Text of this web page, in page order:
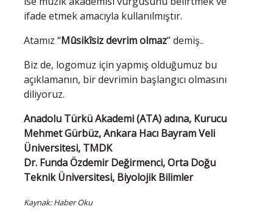
ifade etmek amacıyla kullanılmıştır.
Atamız “Mûsikîsiz devrim olmaz” demiş..
Biz de, logomuz için yapmış olduğumuz bu
açıklamanın, bir devrimin başlangıcı olmasını
diliyoruz.
Anadolu Türkü Akademi (ATA) adına, Kurucu
Mehmet Gürbüz, Ankara Hacı Bayram Veli
Üniversitesi, TMDK
Dr. Funda Özdemir Değirmenci, Orta Doğu
Teknik Üniversitesi, Biyolojik Bilimler
Kaynak: Haber Oku